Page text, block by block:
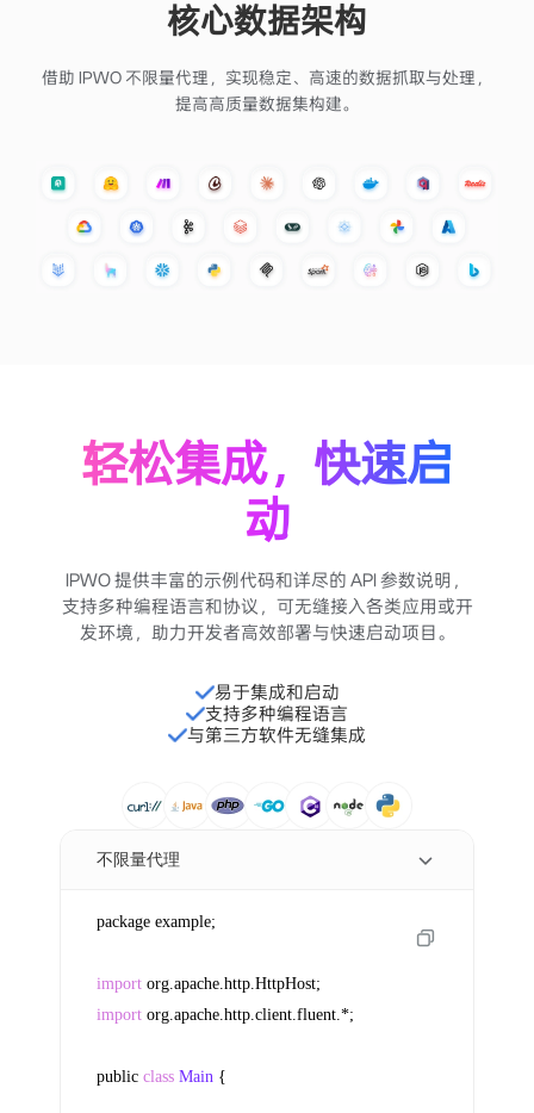
核心数据架构
借助 IPWO 不限量代理，实现稳定、高速的数据抓取与处理，
提高高质量数据集构建。
轻松集成，快速启
动
IPWO 提供丰富的示例代码和详尽的 API 参数说明，
支持多种编程语言和协议，可无缝接入各类应用或开
发环境，助力开发者高效部署与快速启动项目。
易于集成和启动
支持多种编程语言
与第三方软件无缝集成
不限量代理
package example;
import org.apache.http.HttpHost
import org.apache.http.client.fluent.*;
public class Main {